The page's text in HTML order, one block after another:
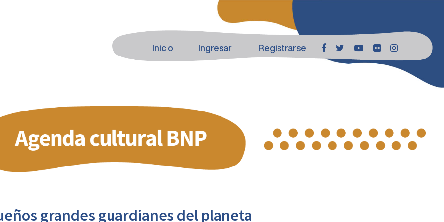
Inicio Ingresar Registrarse
grandes guardianes del planeta